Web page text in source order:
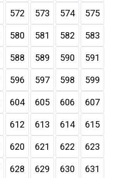
572 573 574 575
580 581 582 583
588 589 590 591
596 597 598 599
604 605 606 607
612 613 614 615
620 621 622 623
628 629 630 631